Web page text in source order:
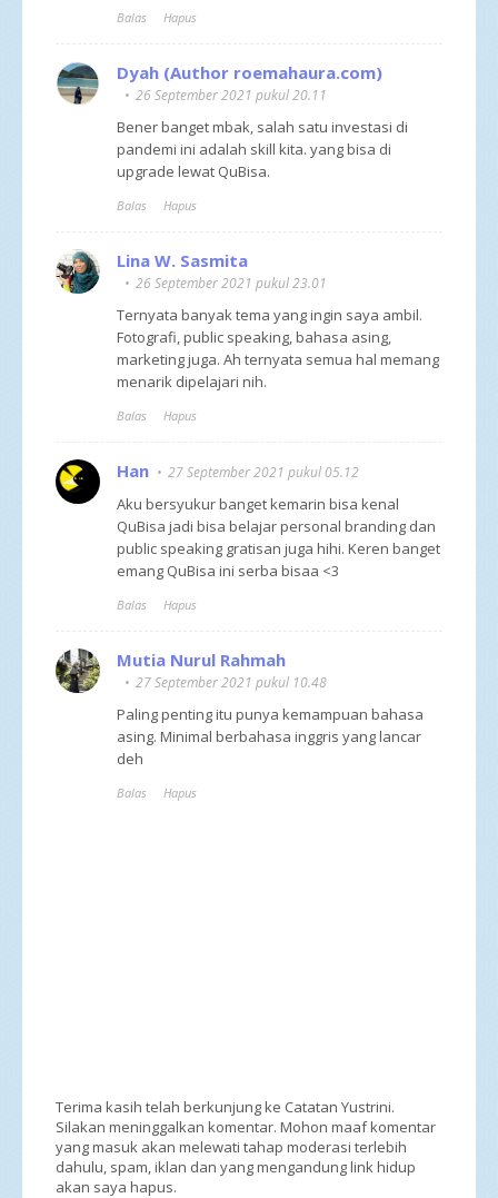
Balas Hapus
Dyah (Author roemahaura.com)
26 September 2021 pukul 20.11
Bener banget mbak, salah satu investasi di
pandemi ini adalah skill kita. yang bisa di
upgrade lewat QuBisa.
Balas Hapus
Lina W. Sasmita
26 September 2021 pukul 23.01
Ternyata banyak tema yang ingin saya ambil.
Fotografi, public speaking, bahasa asing,
marketing juga. Ah ternyata semua hal memang
menarik dipelajari nih.
Balas Hapus
Han 27 September 2021 pukul 05.12
Aku bersyukur banget kemarin bisa kenal
QuBisa jadi bisa belajar personal branding dan
public speaking gratisan juga hihi. Keren banget
emang QuBisa ini serba bisaa <3
Balas Hapus
Mutia Nurul Rahmah
27 September 2021 pukul 10.48
Paling penting itu punya kemampuan bahasa
asing. Minimal berbahasa inggris yang lancar
deh
Balas Hapus
Terima kasih telah berkunjung ke Catatan Yustrini.
Silakan meninggalkan komentar. Mohon maaf komentar
yang masuk akan melewati tahap moderasi terlebih
dahulu, spam, iklan dan yang mengandung link hidup
akan saya hapus.